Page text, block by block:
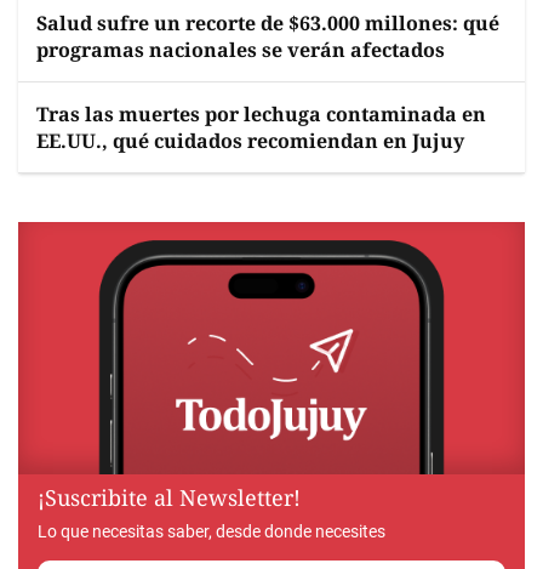
Salud sufre un recorte de $63.000 millones: qué
programas nacionales se verán afectados
Tras las muertes por lechuga contaminada en
EE.UU., qué cuidados recomiendan en Jujuy
¡Suscribite al Newsletter!
Lo que necesitas saber, desde donde necesites